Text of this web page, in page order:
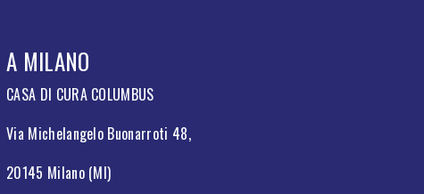
A MILANO
CASA DI CURA COLUMBUS
Via Michelangelo Buonarroti 48,
20145 Milano (MI)